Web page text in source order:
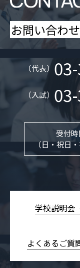
お問い合わせ
（代表）
（入試）
受付
（日・祝日・
学校説明会
よくあるご質